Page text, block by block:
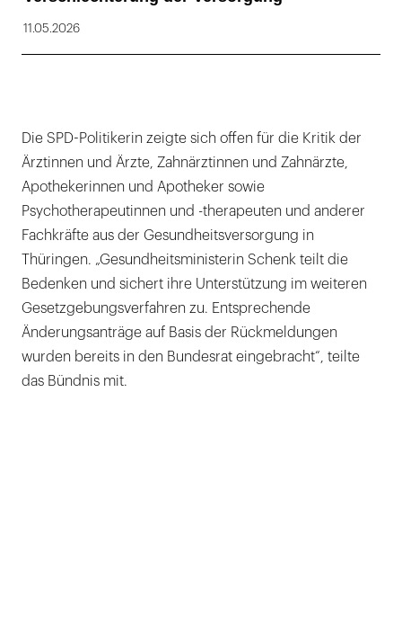
11.05.2026
Die SPD-Politikerin zeigte sich offen für die Kritik der
Ärztinnen und Ärzte, Zahnärztinnen und Zahnärzte,
Apothekerinnen und Apotheker sowie
Psychotherapeutinnen und -therapeuten und anderer
Fachkräfte aus der Gesundheitsversorgung in
Thüringen. „Gesundheitsministerin Schenk teilt die
Bedenken und sichert ihre Unterstützung im weiteren
Gesetzgebungsverfahren zu. Entsprechende
Änderungsanträge auf Basis der Rückmeldungen
wurden bereits in den Bundesrat eingebracht“, teilte
das Bündnis mit.